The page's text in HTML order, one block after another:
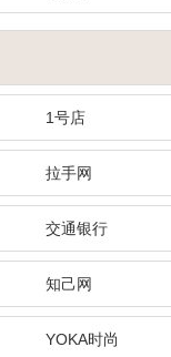
1号店
拉手网
交通银行
知己网
YOKA时尚